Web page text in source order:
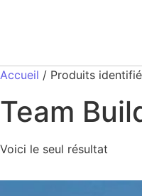
Accueil / Produits
Team
Voici le seul résultat